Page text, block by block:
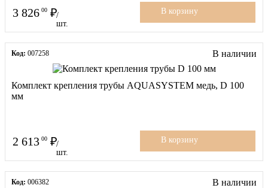
3 826 00
/
шт.
В корзину
Код: 007258 В наличии
Комплект крепления трубы AQUASYSTEM медь, D 100
мм
2 613 00
/
шт.
В корзину
Код: 006382 В наличии